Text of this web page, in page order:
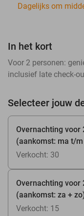
Dagelijks om
In het kort
Voor 2 personen:
inclusief late check-
Selecteer jouw
Overnachting voor
(aankomst: ma t/
Verkocht: 30
Overnachting voor
(aankomst: za +
Verkocht: 15